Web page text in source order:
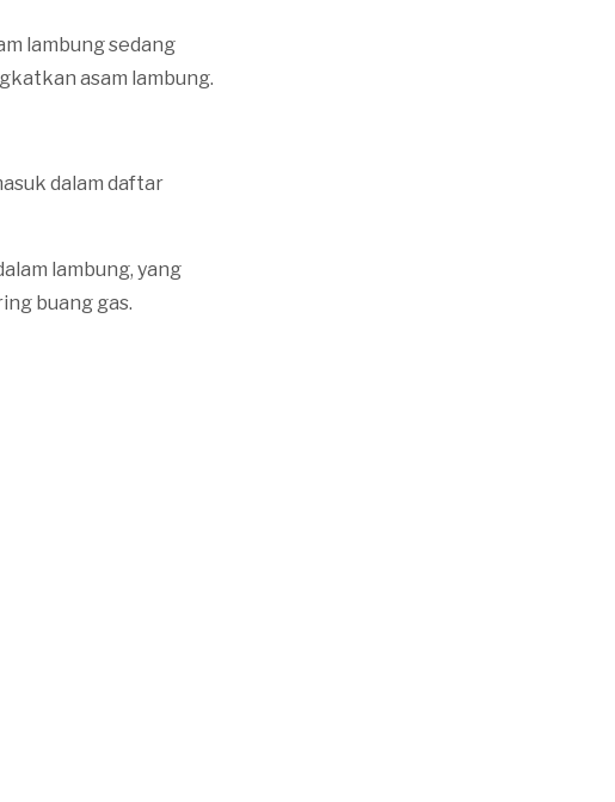
lambung sedang
asam lambung.
dalam daftar
lambung, yang
buang gas.